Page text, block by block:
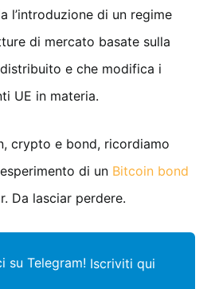
l’introduzione di un regime
di mercato basate sulla
e che modifica i
UE in materia.
crypto e bond, ricordiamo
di un Bitcoin bond
Da lasciar perdere.
su Telegram! Iscriviti qui